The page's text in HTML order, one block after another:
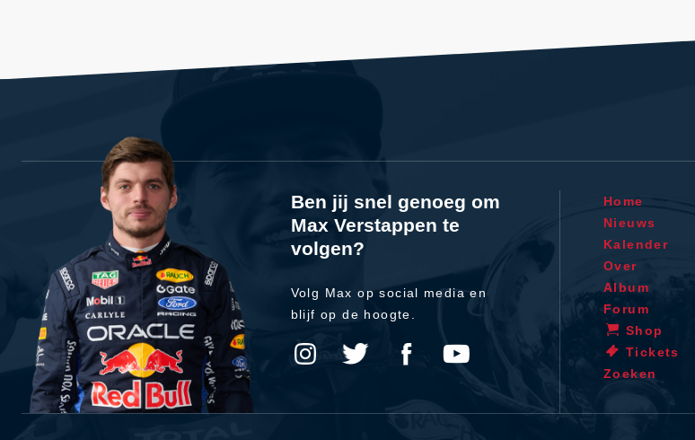
Ben jij snel genoeg om
Max Verstappen te
volgen?
Volg Max op social media en
blijf op de hoogte.
Home
Nieuws
Kalender
Over
Album
Forum
Shop
Tickets
Zoeken